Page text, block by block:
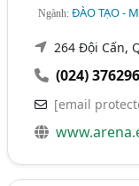
Ngành:ĐÀO TẠO -
264 Đội Cấn,
(024)
[email